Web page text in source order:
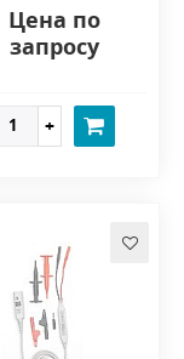
Цена по
запросу